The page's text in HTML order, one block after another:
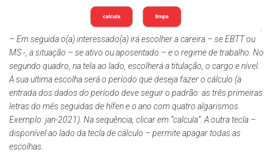
– Em seguida o(a) interessado(a) irá escolher a careira – se EBTT ou
MS -, a situação – se ativo ou aposentado – e o regime de trabalho. No
segundo quadro, na tela ao lado, escolherá a titulação, o cargo e nível.
A sua ultima escolha será o período que deseja fazer o cálculo (a
entrada dos dados do período deve seguir o padrão: as três primeiras
letras do mês seguidas de hífen e o ano com quatro algarismos.
Exemplo: jan-2021). Na sequência, clicar em “calcula”. A outra tecla –
disponível ao lado da tecla de cálculo – permite apagar todas as
escolhas.